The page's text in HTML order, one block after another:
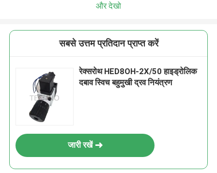
और देखो
सबसे उत्तम प्रतिदान प्राप्त करें
रेक्सरोथ HED8OH-2X/50 हाइड्रोलिक
दबाव स्विच बहुमुखी द्रव नियंत्रण
जारी रखें